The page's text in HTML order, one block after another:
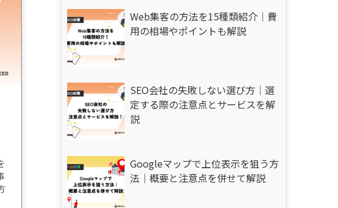
Web集客の方法を15種類紹介｜費
用の相場やポイントも解説
SEO会社の失敗しない選び方｜選
定する際の注意点とサービスを解
説
Googleマップで上位表示を狙う方
法｜概要と注意点を併せて解説